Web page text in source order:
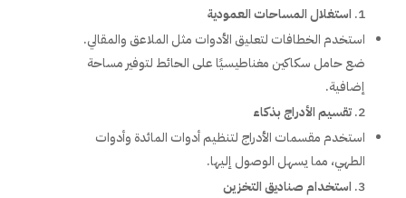
استغلال المساحات العمودية
استخدم الخطافات لتعليق الأدوات مثل الملاعق والمقالي.
ضع حامل سكاكين مغناطيسيًا على الحائط لتوفير مساحة
إضافية.
تقسيم الأدراج بذكاء
استخدم مقسمات الأدراج لتنظيم أدوات المائدة وأدوات
الطهي، مما يسهل الوصول إليها.
استخدام صناديق التخزين